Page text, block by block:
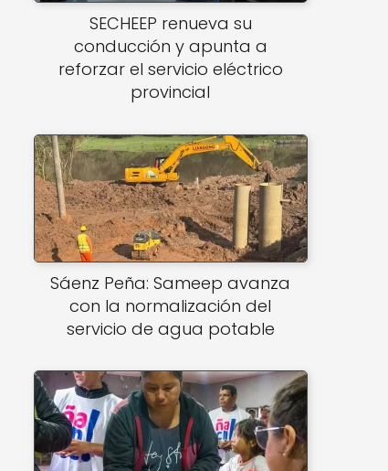
SECHEEP renueva su
conducción y apunta a
reforzar el servicio eléctrico
provincial
Sáenz Peña: Sameep avanza
con la normalización del
servicio de agua potable